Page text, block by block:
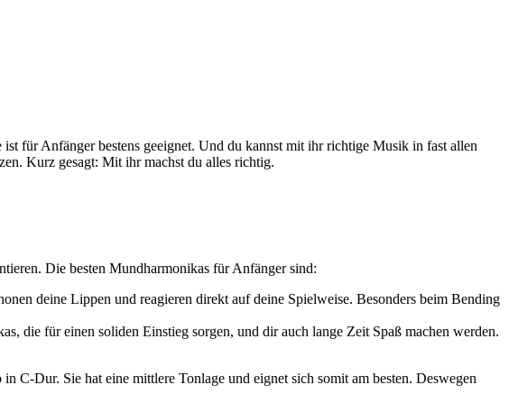
ist für Anfänger bestens geeignet. Und du kannst mit ihr richtige Musik in fast allen
Kurz gesagt: Mit ihr machst du alles richtig.
Die besten Mundharmonikas für Anfänger sind:
deine Lippen und reagieren direkt auf deine Spielweise. Besonders beim Bending
die für einen soliden Einstieg sorgen, und dir auch lange Zeit Spaß machen werden.
C-Dur. Sie hat eine mittlere Tonlage und eignet sich somit am besten. Deswegen